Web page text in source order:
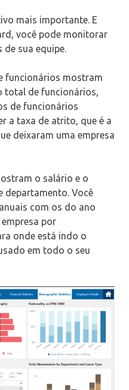
mais importante. E
você pode monitorar
sua equipe.
funcionários mostram
total de funcionários,
de funcionários
a taxa de atrito, que é a
deixaram uma empresa
o salário e o
departamento. Você
com os do ano
por
onde está indo o
em todo o seu